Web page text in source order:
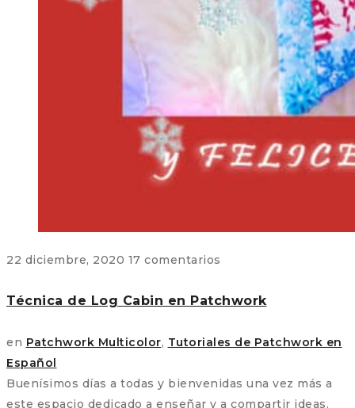
22 diciembre, 2020 17 comentarios
Técnica de Log Cabin en Patchwork
en Patchwork Multicolor, Tutoriales de Patchwork en
Español
Buenísimos días a todas y bienvenidas una vez más a
este espacio dedicado a enseñar y a compartir ideas.